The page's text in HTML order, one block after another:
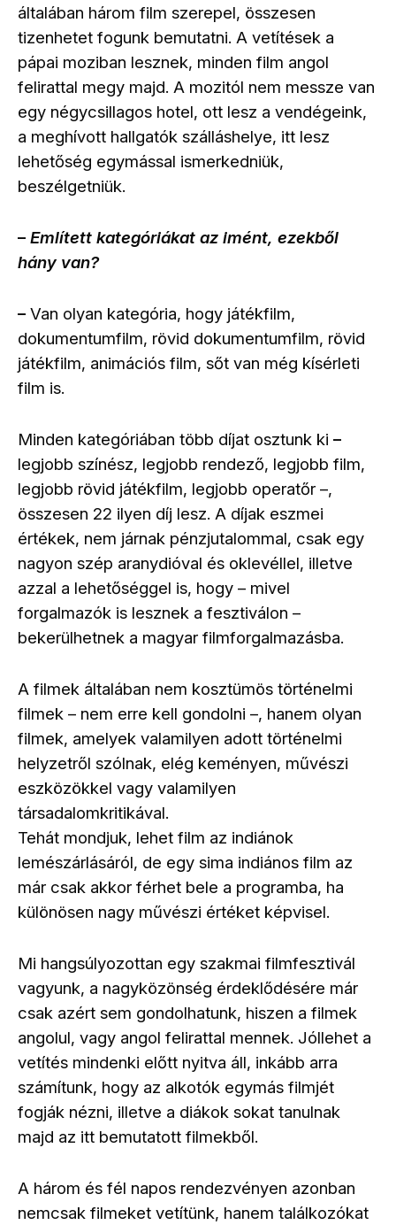
általában három film szerepel, összesen
tizenhetet fogunk bemutatni. A vetítések a
pápai moziban lesznek, minden film angol
felirattal megy majd. A mozitól nem messze van
egy négycsillagos hotel, ott lesz a vendégeink,
a meghívott hallgatók szálláshelye, itt lesz
lehetőség egymással ismerkedniük,
beszélgetniük.
– Említett kategóriákat az imént, ezekből
hány van?
– Van olyan kategória, hogy játékfilm,
dokumentumfilm, rövid dokumentumfilm, rövid
játékfilm, animációs film, sőt van még kísérleti
film is.
Minden kategóriában több díjat osztunk ki –
legjobb színész, legjobb rendező, legjobb film,
legjobb rövid játékfilm, legjobb operatőr –,
összesen 22 ilyen díj lesz. A díjak eszmei
értékek, nem járnak pénzjutalommal, csak egy
nagyon szép aranydióval és oklevéllel, illetve
azzal a lehetőséggel is, hogy – mivel
forgalmazók is lesznek a fesztiválon –
bekerülhetnek a magyar filmforgalmazásba.
A filmek általában nem kosztümös történelmi
filmek – nem erre kell gondolni –, hanem olyan
filmek, amelyek valamilyen adott történelmi
helyzetről szólnak, elég keményen, művészi
eszközökkel vagy valamilyen
társadalomkritikával.
Tehát mondjuk, lehet film az indiánok
lemészárlásáról, de egy sima indiános film az
már csak akkor férhet bele a programba, ha
különösen nagy művészi értéket képvisel.
Mi hangsúlyozottan egy szakmai filmfesztivál
vagyunk, a nagyközönség érdeklődésére már
csak azért sem gondolhatunk, hiszen a filmek
angolul, vagy angol felirattal mennek. Jóllehet a
vetítés mindenki előtt nyitva áll, inkább arra
számítunk, hogy az alkotók egymás filmjét
fogják nézni, illetve a diákok sokat tanulnak
majd az itt bemutatott filmekből.
A három és fél napos rendezvényen azonban
nemcsak filmeket vetítünk, hanem találkozókat